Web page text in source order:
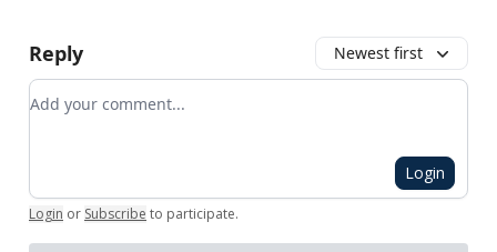
Reply Newest first
Add your comment
Login
Login or Subscribe to participate.